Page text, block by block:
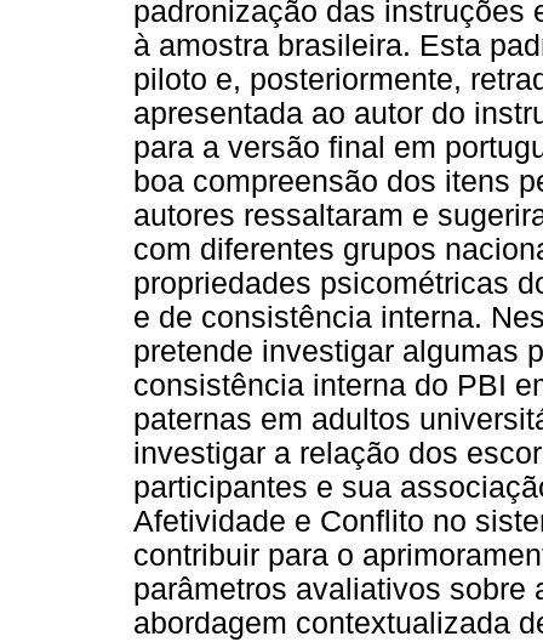
padronização das instruções
à amostra brasileira. Esta
piloto e, posteriormente,
apresentada ao autor do
para a versão final em
boa compreensão dos itens
autores ressaltaram e
com diferentes grupos
propriedades psicométricas
e de consistência interna.
pretende investigar algumas
consistência interna do PBI
paternas em adultos
investigar a relação dos
participantes e sua
Afetividade e Conflito no
contribuir para o
parâmetros avaliativos sobre
abordagem contextualizada